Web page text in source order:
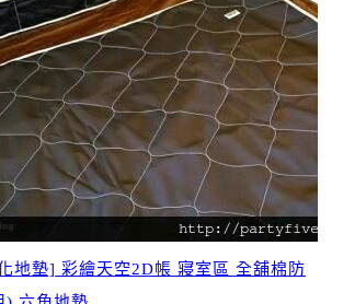
地墊] 彩繪天空2D帳 寢室區 全舖棉防